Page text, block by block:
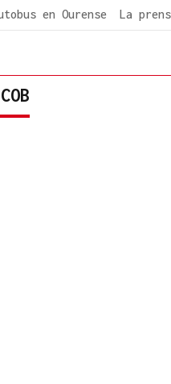
en Ourense La